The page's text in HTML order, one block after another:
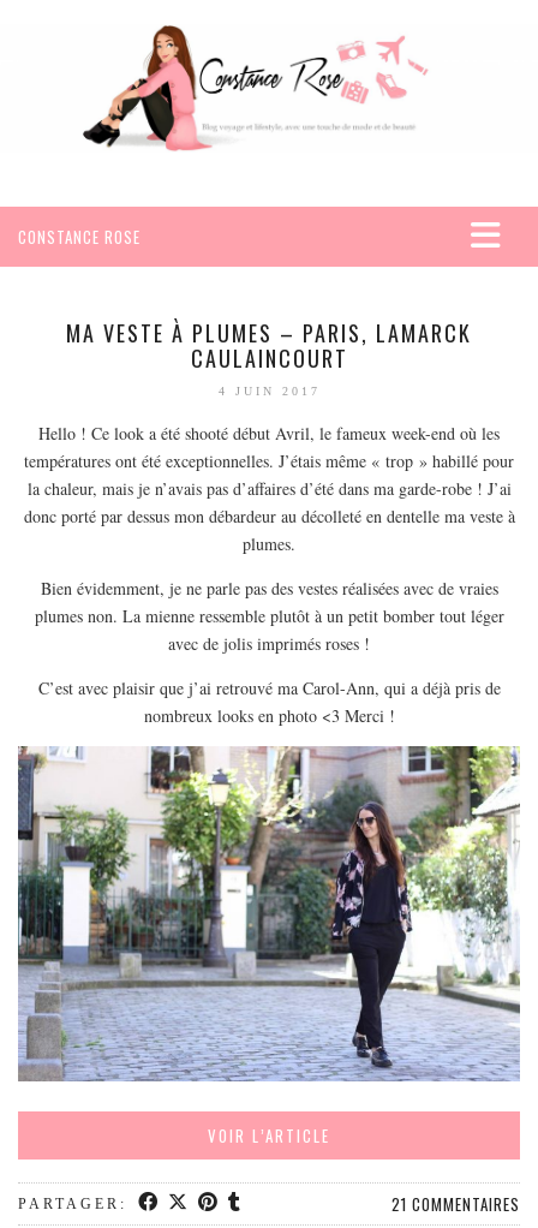
CONSTANCE ROSE
VOYAGES
SEYCHELLES
AMÉRIQUE
MEXIQUE
ESPAGNE
FRANCE
HONGRIE
PAYS BAS
RÉPUBLIQUE TCHÈQUE
OCÉANIE
AUSTRALIE
ARTICLES PRATIQUES
YOGA
MON PROGRAMME DE YOGA EN LIGNE
AUTRES CATÉGORIES
MODE
DIVERSES BOX
DIY
MA VESTE À PLUMES – PARIS, LAMARCK
CAULAINCOURT
4 JUIN 2017
Hello ! Ce look a été shooté début Avril, le fameux week-end où les
températures ont été exceptionnelles. J’étais même « trop » habillé pour
la chaleur, mais je n’avais pas d’affaires d’été dans ma garde-robe ! J’ai
donc porté par dessus mon débardeur au décolleté en dentelle ma veste à
plumes.
Bien évidemment, je ne parle pas des vestes réalisées avec de vraies
plumes non. La mienne ressemble plutôt à un petit bomber tout léger
avec de jolis imprimés roses !
C’est avec plaisir que j’ai retrouvé ma Carol-Ann, qui a déjà pris de
nombreux looks en photo <3 Merci !
VOIR L’ARTICLE
PARTAGER: 21 COMMENTAIRES